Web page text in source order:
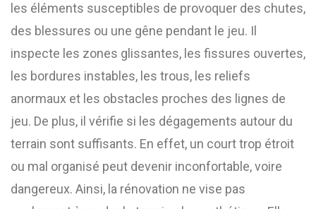
les éléments susceptibles de provoquer des chutes,
des blessures ou une gêne pendant le jeu. Il
inspecte les zones glissantes, les fissures ouvertes,
les bordures instables, les trous, les reliefs
anormaux et les obstacles proches des lignes de
jeu. De plus, il vérifie si les dégagements autour du
terrain sont suffisants. En effet, un court trop étroit
ou mal organisé peut devenir inconfortable, voire
dangereux. Ainsi, la rénovation ne vise pas